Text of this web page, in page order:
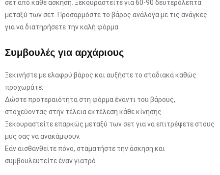
σετ από κάθε άσκηση. Ξεκουραστείτε για 60-90 δευτερόλεπτα
μεταξύ των σετ. Προσαρμόστε το βάρος ανάλογα με τις ανάγκες
για να διατηρήσετε την καλή φόρμα.
Συμβουλές για αρχάριους
Ξεκινήστε με ελαφρύ βάρος και αυξήστε το σταδιακά καθώς
προχωράτε.
Δώστε προτεραιότητα στη φόρμα έναντι του βάρους,
στοχεύοντας στην τέλεια εκτέλεση κάθε κίνησης.
Ξεκουραστείτε επαρκώς μεταξύ των σετ για να επιτρέψετε στους
μυς σας να ανακάμψουν.
Εάν αισθανθείτε πόνο, σταματήστε την άσκηση και
συμβουλευτείτε έναν γιατρό.